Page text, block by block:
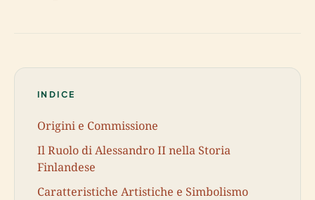
INDICE
Origini e Commissione
Il Ruolo di Alessandro II nella Storia
Finlandese
Caratteristiche Artistiche e Simbolismo